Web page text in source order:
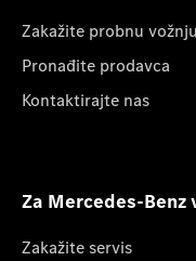
Zakažite probnu vožnju
Pronađite prodavca
Kontaktirajte nas
Za Mercedes-Benz
Zakažite servis